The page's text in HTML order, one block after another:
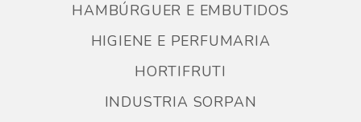
HAMBÚRGUER E EMBUTIDOS
HIGIENE E PERFUMARIA
HORTIFRUTI
INDUSTRIA SORPAN